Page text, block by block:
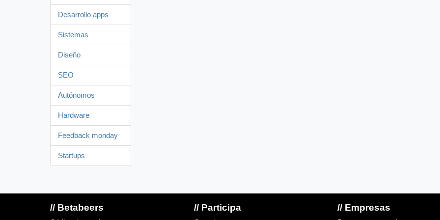
Desarrollo apps
Sistemas
Diseño
SEO
Autónomos
Hardware
Feedback monday
Startups
// Betabeers // Participa // Empresas